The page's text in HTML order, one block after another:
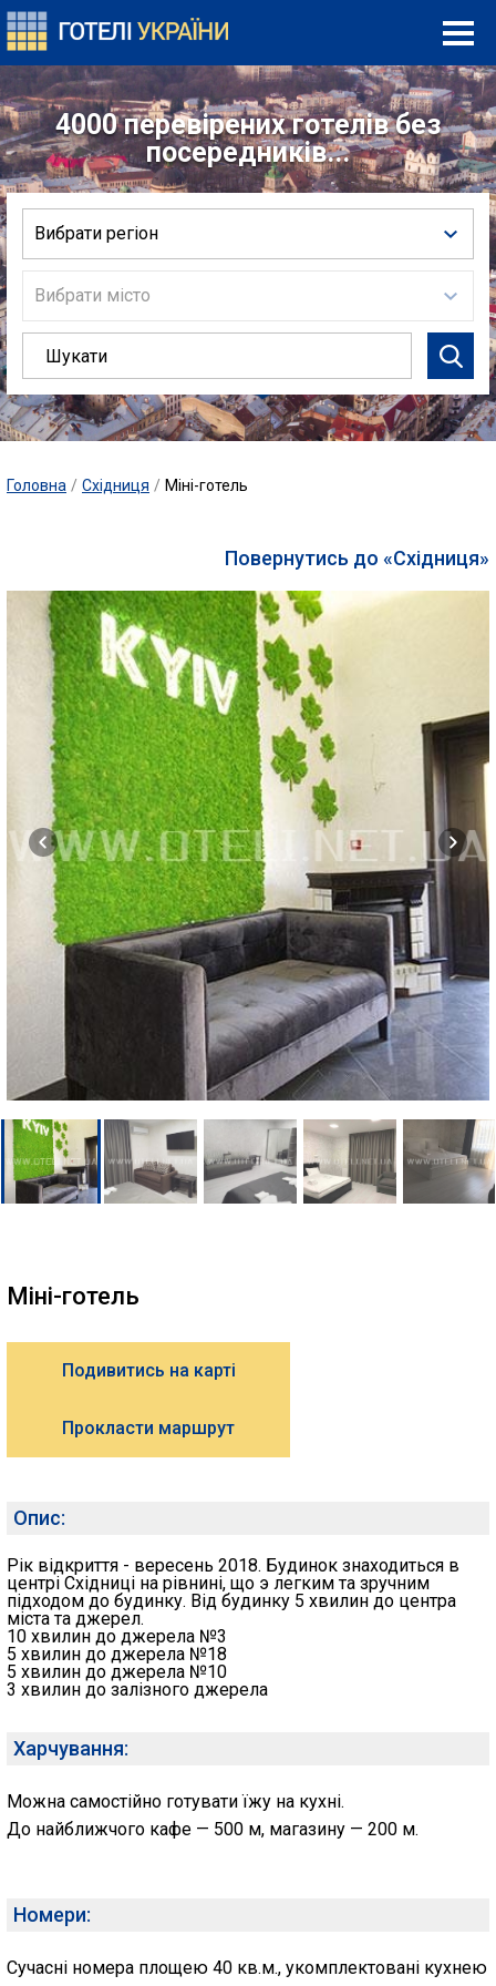
4000 перевірених готелів без
посередників...
Вибрати регіон
Вибрати місто
Головна / Східниця / Міні-готель
Повернутись до «Східниця»
Міні-готель
Подивитись на карті
Прокласти маршрут
Опис:
Рік відкриття - вересень 2018. Будинок знаходиться в
центрі Східниці на рівнині, що э легким та зручним
підходом до будинку. Від будинку 5 хвилин до центра
міста та джерел.
10 хвилин до джерела №3
5 хвилин до джерела №18
5 хвилин до джерела №10
3 хвилин до залізного джерела
Харчування:
Можна самостійно готувати їжу на кухні.
До найближчого кафе — 500 м, магазину — 200 м.
Номери:
Сучасні номера площею 40 кв.м., укомплектовані кухнею